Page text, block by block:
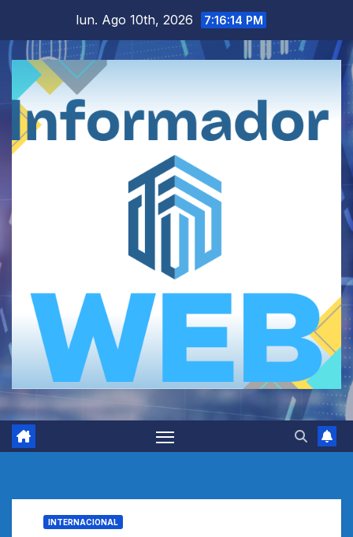
contenido
lun. Ago 10th, 2026 7:16:15 PM
INTERNACIONAL